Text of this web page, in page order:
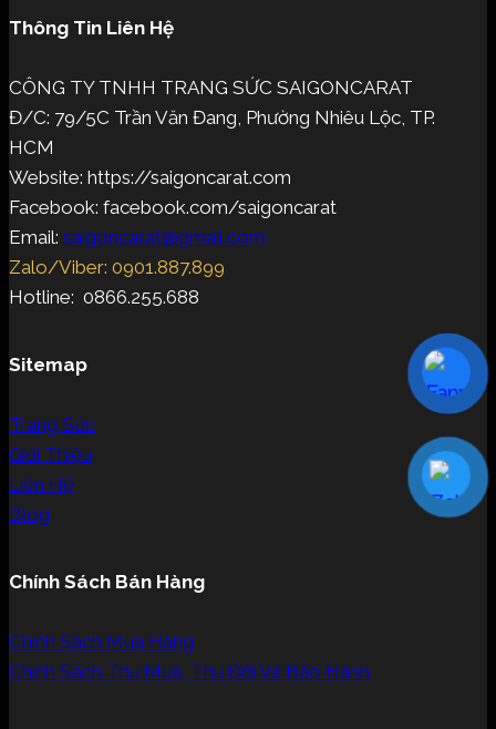
Thông Tin Liên Hệ
CÔNG TY TNHH TRANG SỨC SAIGONCARAT
Đ/C: 79/5C Trần Văn Đang, Phường Nhiêu Lộc, TP.
HCM
Website: https://saigoncarat.com
Facebook: facebook.com/saigoncarat
Email: saigoncarat@gmail.com
Zalo/Viber: 0901.887.899
Hotline: 0866.255.688
Sitemap
Trang Sức
Giới Thiệu
Liên Hệ
Blog
Chính Sách Bán Hàng
Chính Sách Mua Hàng
Chính Sách Thu Mua, Thu Đổi Và Bảo Hành